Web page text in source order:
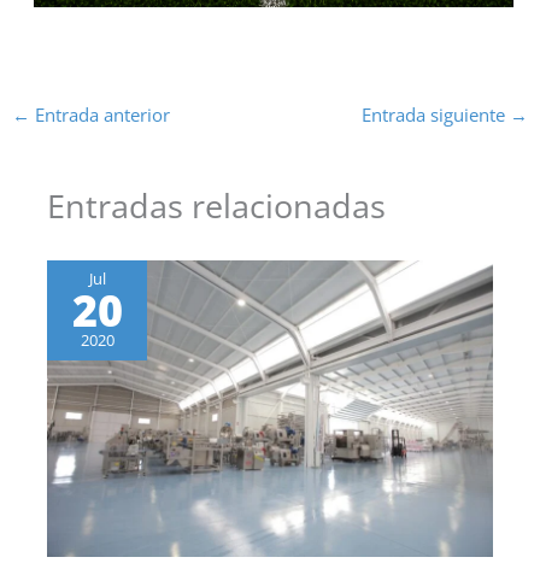
← Entrada anterior Entrada siguiente →
Entradas relacionadas
Jul
20
2020